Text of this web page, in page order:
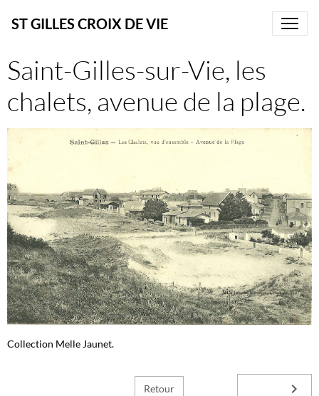
ST GILLES CROIX DE VIE
Saint-Gilles-sur-Vie, les
chalets, avenue de la plage.
Collection Melle Jaunet.
Retour